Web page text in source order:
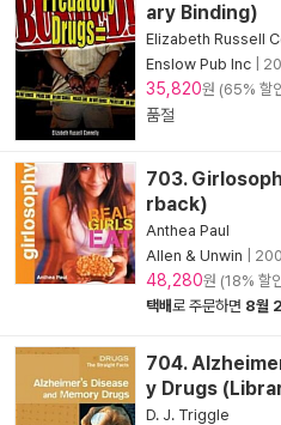
ary Binding)
Elizabeth Russell
Enslow Pub Inc
35,820원 (65% 할
품절
703.
rback)
Anthea Paul
Allen & Unwin
48,280원 (18% 할
택배로 주문하면 8월
704.
y Drugs
D. J. Triggle